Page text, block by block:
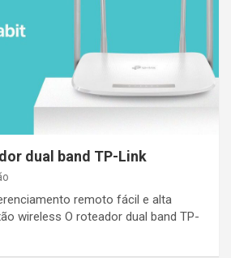
dual band TP-Link
remoto fácil e alta
wireless O roteador dual band TP-